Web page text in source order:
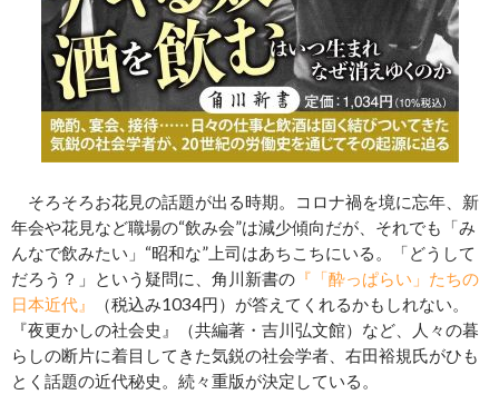
そろそろお花見の話題が出る時期。コロナ禍を境に忘年、新
年会や花見など職場の“飲み会”は減少傾向だが、それでも「み
んなで飲みたい」“昭和な”上司はあちこちにいる。「どうして
だろう？」という疑問に、角川新書の 『「酔っぱらい」たちの
日本近代』
（税込み1034円）が答えてくれるかもしれない。
『夜更かしの社会史』（共編著・吉川弘文館）など、人々の暮
らしの断片に着目してきた気鋭の社会学者、右田裕規氏がひも
とく話題の近代秘史。続々重版が決定している。